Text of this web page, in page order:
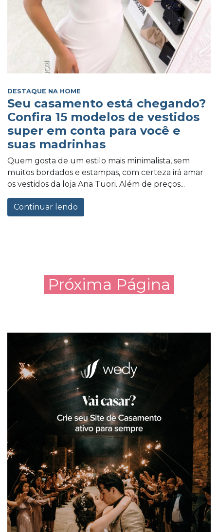
DESTAQUE NA HOME
Seu casamento está chegando?
Confira 15 modelos de vestidos
super em conta para você e
suas madrinhas
Quem gosta de um estilo mais minimalista, sem
muitos bordados e estampas, com certeza irá amar
os vestidos da loja Ana Tuori. Além de preços...
Continuar lendo
Próxima Página